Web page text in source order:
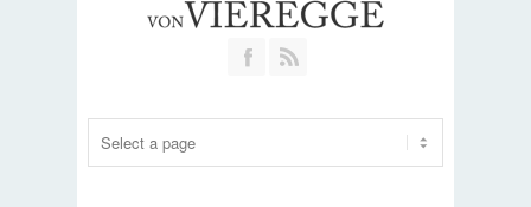
Join our Facebook Group